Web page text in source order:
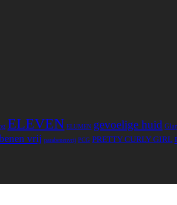
ELEVEN ELUMEN gevoelige huid
vrij parabenenvrij PCG PRETTY CURLY GIRL